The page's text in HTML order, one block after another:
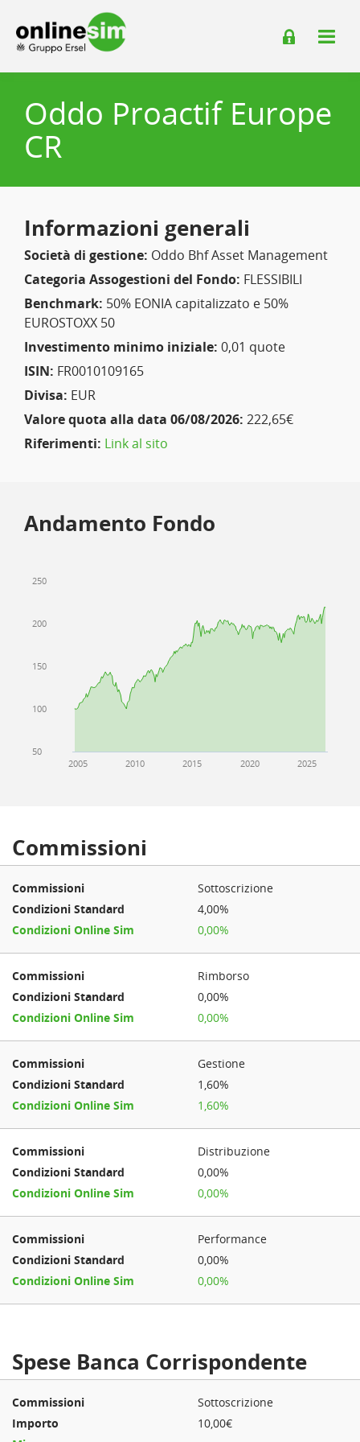
Oddo Proactif Europe
CR
Informazioni generali
Società di gestione: Oddo Bhf Asset Management
Categoria Assogestioni del Fondo: FLESSIBILI
Benchmark: 50% EONIA capitalizzato e 50%
EUROSTOXX 50
Investimento minimo iniziale: 0,01 quote
ISIN: FR0010109165
Divisa: EUR
Valore quota alla data 06/08/2026: 222,65€
Riferimenti: Link al sito
Andamento Fondo
2005 2010 2015 2020 2025
50
100
150
200
250
Commissioni
Sottoscrizione
4,00%
0,00%
Rimborso
0,00%
0,00%
Gestione
1,60%
1,60%
Distribuzione
0,00%
0,00%
Performance
0,00%
0,00%
Spese Banca Corrispondente
Sottoscrizione
10,00€